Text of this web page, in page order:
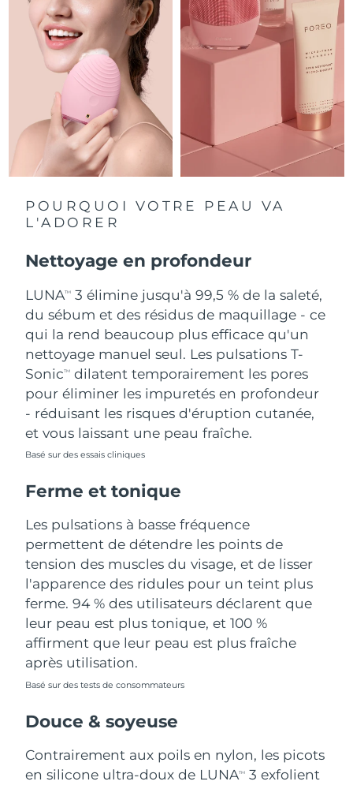
POURQUOI VOTRE PEAU VA
L'ADORER
Nettoyage en profondeur
LUNATM
3 élimine jusqu'à 99,5 % de la saleté,
du sébum et des résidus de maquillage - ce
qui la rend beaucoup plus efficace qu'un
nettoyage manuel seul. Les pulsations T-
SonicTM
dilatent temporairement les pores
pour éliminer les impuretés en profondeur
- réduisant les risques d'éruption cutanée,
et vous laissant une peau fraîche.
Basé sur des essais cliniques
Ferme et tonique
Les pulsations à basse fréquence
permettent de détendre les points de
tension des muscles du visage, et de lisser
l'apparence des ridules pour un teint plus
ferme. 94 % des utilisateurs déclarent que
leur peau est plus tonique, et 100 %
affirment que leur peau est plus fraîche
après utilisation.
Basé sur des tests de consommateurs
Douce & soyeuse
Contrairement aux poils en nylon, les picots
en silicone ultra-doux de LUNATM
3 exfolient
Singapour Livraison estimée 8/13/26
Slovaquie Livraison estimée 8/11/26
Afrique du Sud Livraison estimée8/19/26
Corée du Sud Livraison estimée8/13/26
Espagne
Suisse
Taïwan Livraison estimée 8/16/26
Thaïlande Livraison estimée
Turquie Livraison estimée8/12/26
Émirats arabes unis Livraison estimée 8/12/26
Royaume-Uni
États-Unis
Ouzbékistan Livraison estimée
Viêt Nam Livraison estimée8/17/26